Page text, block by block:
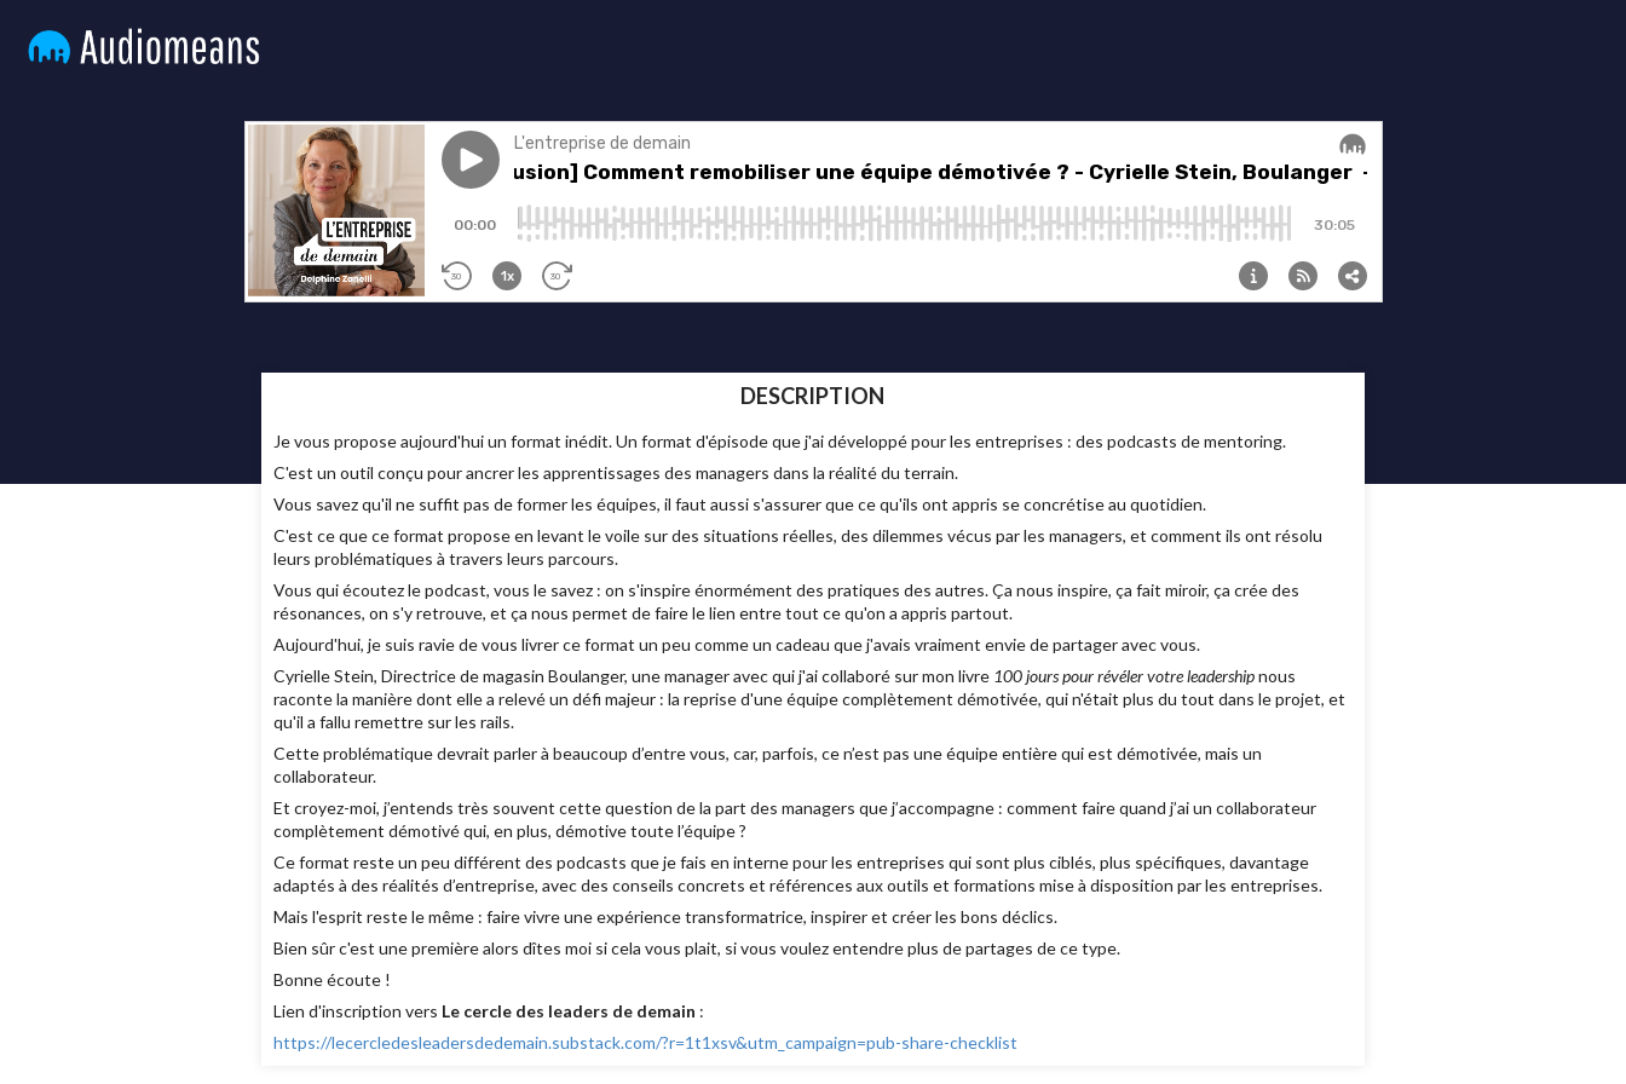
DESCRIPTION
Je vous propose aujourd'hui un format inédit. Un format d'épisode que j'ai développé pour les entreprises : des podcasts de mentoring.
C'est un outil conçu pour ancrer les apprentissages des managers dans la réalité du terrain.
Vous savez qu'il ne suffit pas de former les équipes, il faut aussi s'assurer que ce qu'ils ont appris se concrétise au quotidien.
C'est ce que ce format propose en levant le voile sur des situations réelles, des dilemmes vécus par les managers, et comment ils ont résolu
leurs problématiques à travers leurs parcours.
Vous qui écoutez le podcast, vous le savez : on s'inspire énormément des pratiques des autres. Ça nous inspire, ça fait miroir, ça crée des
résonances, on s'y retrouve, et ça nous permet de faire le lien entre tout ce qu'on a appris partout.
Aujourd'hui, je suis ravie de vous livrer ce format un peu comme un cadeau que j'avais vraiment envie de partager avec vous.
Cyrielle Stein, Directrice de magasin Boulanger, une manager avec qui j'ai collaboré sur mon livre 100 jours pour révéler votre leadershipnous
raconte la manière dont elle a relevé un défi majeur : la reprise d'une équipe complètement démotivée, qui n'était plus du tout dans le projet, et
qu'il a fallu remettre sur les rails.
Cette problématique devrait parler à beaucoup d’entre vous, car, parfois, ce n’est pas une équipe entière qui est démotivée, mais un
collaborateur.
Et croyez-moi, j’entends très souvent cette question de la part des managers que j’accompagne : comment faire quand j’ai un collaborateur
complètement démotivé qui, en plus, démotive toute l’équipe ?
Ce format reste un peu différent des podcasts que je fais en interne pour les entreprises qui sont plus ciblés, plus spécifiques, davantage
adaptés à des réalités d’entreprise, avec des conseils concrets et références aux outils et formations mise à disposition par les entreprises.
Mais l'esprit reste le même : faire vivre une expérience transformatrice, inspirer et créer les bons déclics.
Bien sûr c'est une première alors dîtes moi si cela vous plait, si vous voulez entendre plus de partages de ce type.
Bonne écoute !
Lien d'inscription vers Le cercle des leaders de demain :
https://lecercledesleadersdedemain.substack.com/?r=1t1xsv&utm_campaign=pub-share-checklist